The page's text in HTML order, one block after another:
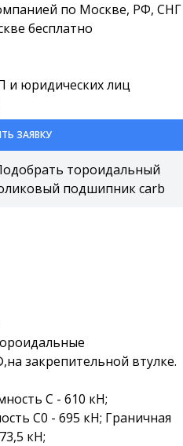
по Москве, РФ, СНГ
бесплатно
и юридических лиц
ЗАЯВКУ
закрепительной втулке.
C - 610 кН;
C0 - 695 кН; Граничная
кН;